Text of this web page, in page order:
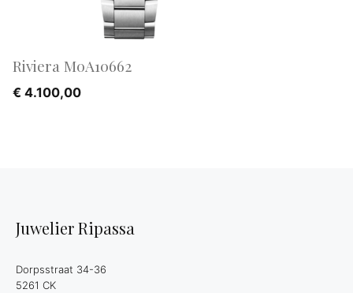
Riviera M0A10662
€ 4.100,00
Juwelier Ripassa
Dorpsstraat 34-36
5261 CK